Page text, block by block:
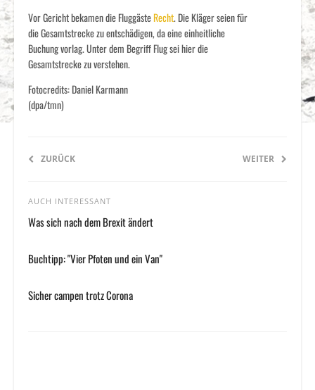
Vor Gericht bekamen die FluggästeRecht. Die Kläger seien für
die Gesamtstrecke zu entschädigen, da eine einheitliche
Buchung vorlag. Unter dem Begriff Flug sei hier die
Gesamtstrecke zu verstehen.
Fotocredits: Daniel Karmann
(dpa/tmn)
ZURÜCK WEITER
AUCH INTERESSANT
Was sich nach dem Brexit ändert
Buchtipp: "Vier Pfoten und ein Van"
Sicher campen trotz Corona